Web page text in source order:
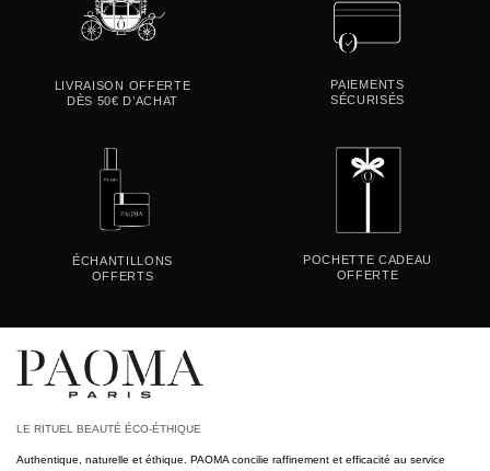
LIVRAISON OFFERTE
DÈS 50€ D’ACHAT
PAIEMENTS
SÉCURISÉS
ÉCHANTILLONS
OFFERTS
POCHETTE CADEAU
OFFERTE
LE RITUEL BEAUTÉ ÉCO-ÉTHIQUE
Authentique, naturelle et éthique. PAOMA concilie raffinement et efficacité au service